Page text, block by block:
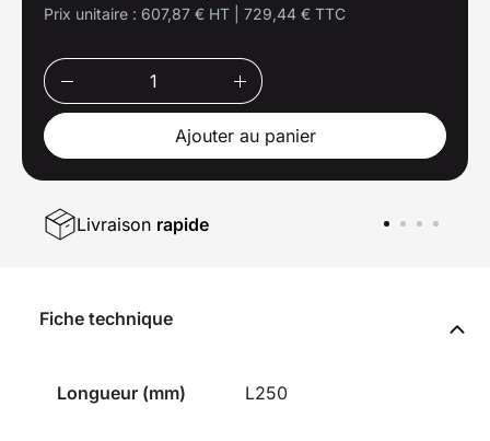
Prix unitaire : 607,87 € HT 729,44 € TTC
Ajouter au panier
Livraison rapide
Fiche technique
Longueur (mm) L250